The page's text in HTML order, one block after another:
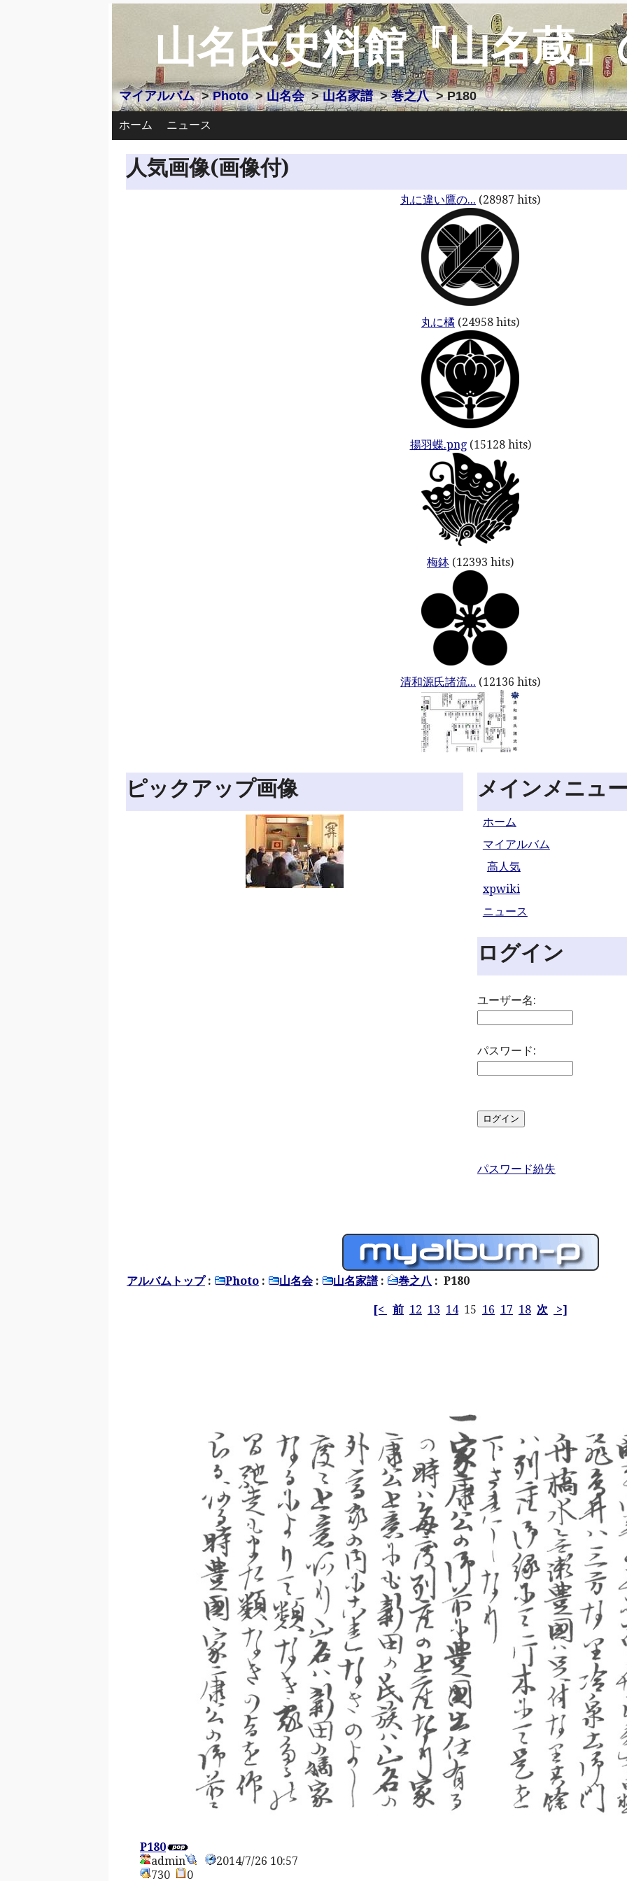
山名氏史料館『山名蔵
マイアルバム>Photo>山名会>山名家譜>巻之八> P180
ホーム ニュース
人気画像(画像付)
丸に違い鷹の... (28987 hits)
丸に橘 (24958 hits)
揚羽蝶.png(15128 hits)
梅鉢 (12393 hits)
清和源氏諸流... (12136 hits)
ピックアップ画像 メインメニュ
ホーム
マイアルバム
高人気
xpwiki
ニュース
ログイン
ユーザー名:
パスワード:
パスワード紛失
アルバムトップ: Photo : 山名会: 山名家譜: 巻之八 : P180
[< 前 12 13 1415 16 17 18 次 >]
P180
admin
2014/7/26 10:57
730
0